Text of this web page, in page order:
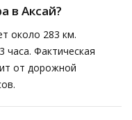
в Аксай?
около 283 км.
Фактическая
от дорожной